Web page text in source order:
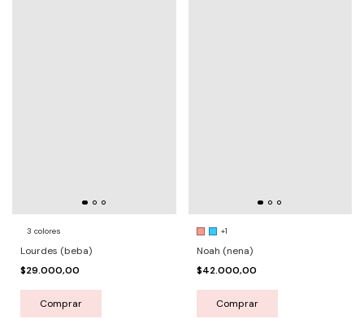
3 colores
Lourdes (beba)
$29.000,00
Comprar
+1
Noah (nena)
$42.000,00
Comprar